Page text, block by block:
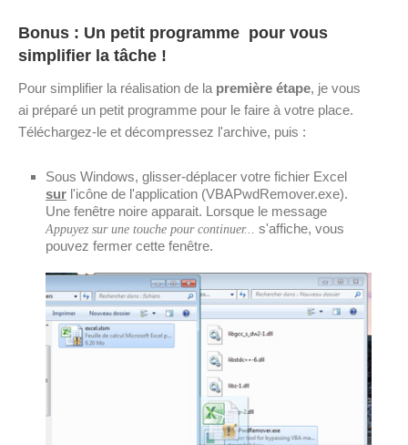
Bonus : Un petit programme pour vous
simplifier la tâche !
Pour simplifier la réalisation de la première étape, je vous
ai préparé un petit programme pour le faire à votre place.
Téléchargez-le et décompressez l'archive, puis :
Sous Windows, glisser-déplacer votre fichier Excel
sur l'icône de l'application (VBAPwdRemover.exe).
Une fenêtre noire apparait. Lorsque le message
Appuyez sur une touche pour continuer... s'affiche, vous
pouvez fermer cette fenêtre.